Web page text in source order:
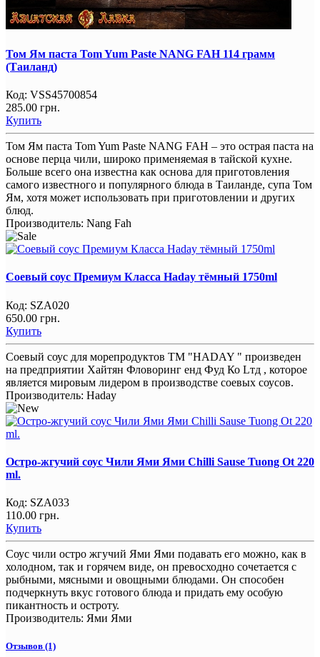
Том Ям паста Tom Yum Paste NANG FAH 114 грамм
(Таиланд)
Код: VSS45700854
285.00 грн.
Купить
Том Ям паста Tom Yum Paste NANG FAH – это острая паста на
основе перца чили, широко применяемая в тайской кухне.
Больше всего она известна как основа для приготовления
самого известного и популярного блюда в Таиланде, супа Том
Ям, хотя может использовать при приготовлении и других
блюд.
Производитель: Nang Fah
Соевый соус Премиум Класса Haday тёмный 1750ml
Код: SZA020
650.00 грн.
Купить
Соевый соус для морепродуктов ТM "HADAY " произведен
на предприятии Хайтян Фловоринг енд Фуд Ко Lтд , которое
является мировым лидером в производстве соевых соусов.
Производитель: Haday
Остро-жгучий соус Чили Ями Ями Chilli Sause Tuong Ot 220
ml.
Код: SZA033
110.00 грн.
Купить
Соус чили остро жгучий Ями Ями подавать его можно, как в
холодном, так и горячем виде, он превосходно сочетается с
рыбными, мясными и овощными блюдами. Он способен
подчеркнуть вкус готового блюда и придать ему особую
пикантность и остроту.
Производитель: Ями Ями
Отзывов (1)